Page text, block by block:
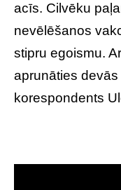
acīs. Cilvēku
nevēlēšanos
stipru egoismu.
aprunāties devās
korespondents